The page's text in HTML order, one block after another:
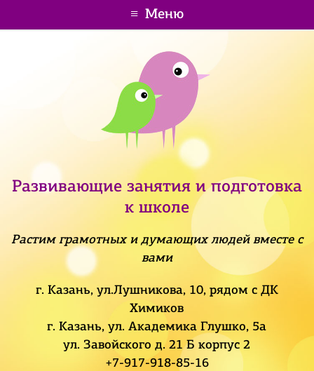
Меню
Развивающие занятия и подготовка
к школе
Растим грамотных и думающих людей вместе с
вами
г. Казань, ул.Лушникова, 10, рядом с ДК
Химиков
г. Казань, ул. Академика Глушко, 5а
ул. Завойского д. 21 Б корпус 2
+7-917-918-85-16